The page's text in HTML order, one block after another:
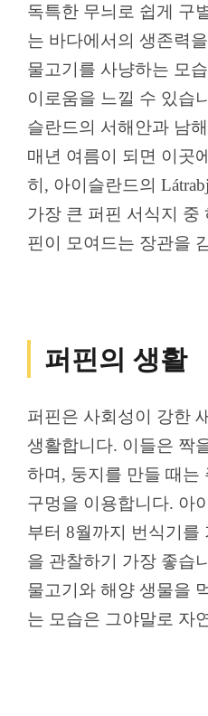
독특한 무늬로 쉽게 구
는 바다에서의 생존력
물고기를 사냥하는 모
이로움을 느낄 수 있습
슬란드의 서해안과 남
매년 여름이 되면 이곳
히, 아이슬란드의
가장 큰 퍼핀 서식지 중
핀이 모여드는 장관을
퍼핀의 생활
퍼핀은 사회성이 강한
생활합니다. 이들은 짝
하며, 둥지를 만들 때는
구멍을 이용합니다. 아
부터 8월까지 번식기를
을 관찰하기 가장 좋습
물고기와 해양 생물을
는 모습은 그야말로 자